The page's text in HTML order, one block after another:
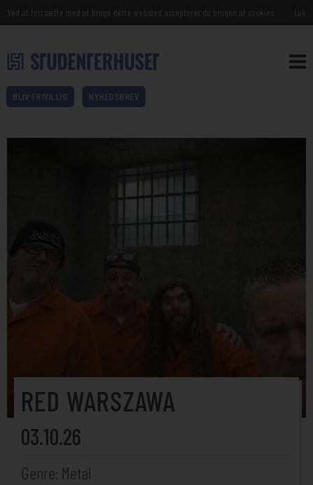
Ved at fortsætte med at bruge dette websted accepterer du brugen af cookies Luk
BLIV FRIVILLIG NYHEDSBREV
RED WARSZAWA
03.10.26
Genre: Metal